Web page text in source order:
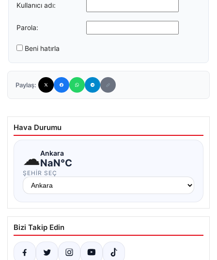
Kullanıcı adı:
Parola:
Beni hatırla
Paylaş:
Hava Durumu
☁Ankara
NaN°C
ŞEHIR SEÇ
Bizi Takip Edin